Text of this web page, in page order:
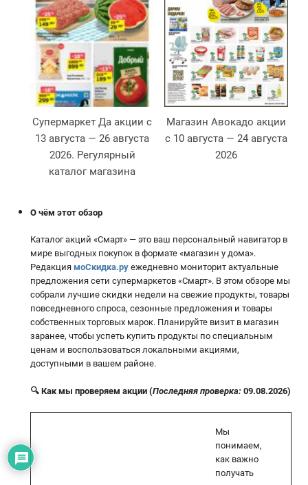
Супермаркет Да акции с
13 августа — 26 августа
2026. Регулярный
каталог магазина
Магазин Авокадо акции
с 10 августа — 24 августа
2026
О чём этот обзор
Каталог акций «Смарт» — это ваш персональный навигатор в
мире выгодных покупок в формате «магазин у дома».
Редакция моСкидка.ру ежедневно мониторит актуальные
предложения сети супермаркетов «Смарт». В этом обзоре мы
собрали лучшие скидки недели на свежие продукты, товары
повседневного спроса, сезонные предложения и товары
собственных торговых марок. Планируйте визит в магазин
заранее, чтобы успеть купить продукты по специальным
ценам и воспользоваться локальными акциями,
доступными в вашем районе.
🔍 Как мы проверяем акции (Последняя проверка: 09.08.2026)
Мы
понимаем,
как важно
получать